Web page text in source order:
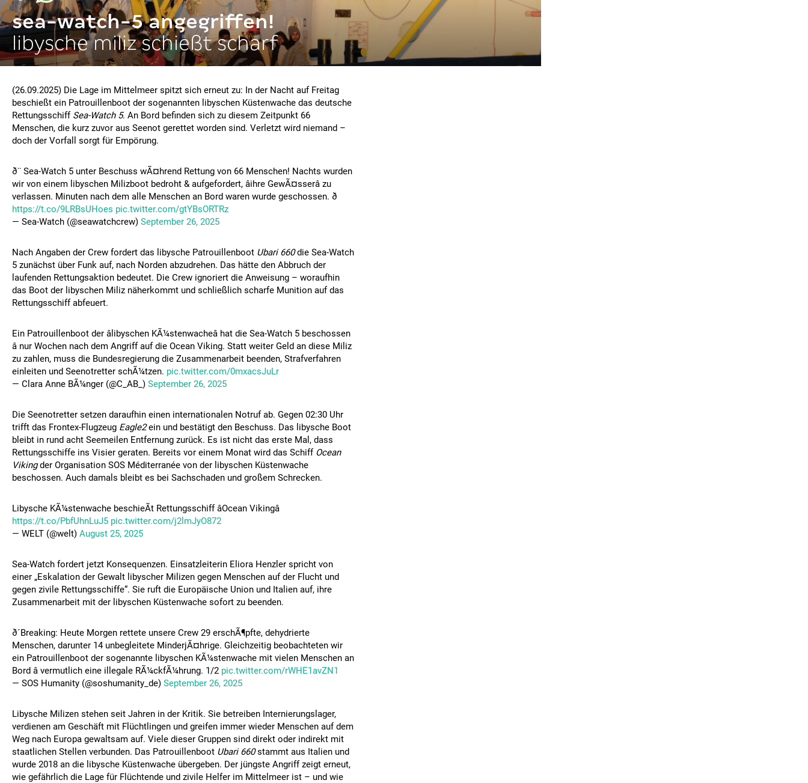
sea-watch-5 angegriffen!
libysche miliz schießt scharf
(26.09.2025) Die Lage im Mittelmeer spitzt sich erneut zu: In der Nacht auf Freitag
beschießt ein Patrouillenboot der sogenannten libyschen Küstenwache das deutsche
Rettungsschiff Sea-Watch 5. An Bord befinden sich zu diesem Zeitpunkt 66
Menschen, die kurz zuvor aus Seenot gerettet worden sind. Verletzt wird niemand –
doch der Vorfall sorgt für Empörung.
ð¨ Sea-Watch 5 unter Beschuss wÃ¤hrend Rettung von 66 Menschen! Nachts wurden
wir von einem libyschen Milizboot bedroht & aufgefordert, âihre GewÃ¤sserâ zu
verlassen. Minuten nach dem alle Menschen an Bord waren wurde geschossen. ð
https://t.co/9LRBsUHoes pic.twitter.com/gtYBsORTRz
— Sea-Watch (@seawatchcrew) September 26, 2025
Nach Angaben der Crew fordert das libysche Patrouillenboot Ubari 660die Sea-Watch
5 zunächst über Funk auf, nach Norden abzudrehen. Das hätte den Abbruch der
laufenden Rettungsaktion bedeutet. Die Crew ignoriert die Anweisung – woraufhin
das Boot der libyschen Miliz näherkommt und schließlich scharfe Munition auf das
Rettungsschiff abfeuert.
Ein Patrouillenboot der âlibyschen KÃ¼stenwacheâ hat die Sea-Watch 5 beschossen
â nur Wochen nach dem Angriff auf die Ocean Viking. Statt weiter Geld an diese Miliz
zu zahlen, muss die Bundesregierung die Zusammenarbeit beenden, Strafverfahren
einleiten und Seenotretter schÃ¼tzen. pic.twitter.com/0mxacsJuLr
— Clara Anne BÃ¼nger (@C_AB_) September 26, 2025
Die Seenotretter setzen daraufhin einen internationalen Notruf ab. Gegen 02:30 Uhr
trifft das Frontex-Flugzeug Eagle2ein und bestätigt den Beschuss. Das libysche Boot
bleibt in rund acht Seemeilen Entfernung zurück. Es ist nicht das erste Mal, dass
Rettungsschiffe ins Visier geraten. Bereits vor einem Monat wird das Schiff Ocean
Vikingder Organisation SOS Méditerranée von der libyschen Küstenwache
beschossen. Auch damals bleibt es bei Sachschaden und großem Schrecken.
Libysche KÃ¼stenwache beschieÃt Rettungsschiff âOcean Vikingâ
https://t.co/PbfUhnLuJ5 pic.twitter.com/j2lmJyO872
— WELT (@welt) August 25, 2025
Sea-Watch fordert jetzt Konsequenzen. Einsatzleiterin Eliora Henzler spricht von
einer „Eskalation der Gewalt libyscher Milizen gegen Menschen auf der Flucht und
gegen zivile Rettungsschiffe“. Sie ruft die Europäische Union und Italien auf, ihre
Zusammenarbeit mit der libyschen Küstenwache sofort zu beenden.
ð´Breaking: Heute Morgen rettete unsere Crew 29 erschÃ¶pfte, dehydrierte
Menschen, darunter 14 unbegleitete MinderjÃ¤hrige. Gleichzeitig beobachteten wir
ein Patrouillenboot der sogenannte libyschen KÃ¼stenwache mit vielen Menschen an
Bord â vermutlich eine illegale RÃ¼ckfÃ¼hrung. 1/2 pic.twitter.com/rWHE1avZN1
— SOS Humanity (@soshumanity_de) September 26, 2025
Libysche Milizen stehen seit Jahren in der Kritik. Sie betreiben Internierungslager,
verdienen am Geschäft mit Flüchtlingen und greifen immer wieder Menschen auf dem
Weg nach Europa gewaltsam auf. Viele dieser Gruppen sind direkt oder indirekt mit
staatlichen Stellen verbunden. Das Patrouillenboot Ubari 660stammt aus Italien und
wurde 2018 an die libysche Küstenwache übergeben. Der jüngste Angriff zeigt erneut,
wie gefährlich die Lage für Flüchtende und zivile Helfer im Mittelmeer ist – und wie